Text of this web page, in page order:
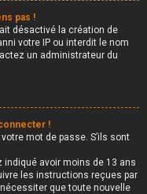
pas !
désactivé la création de
votre IP ou interdit le nom
un administrateur du
!
mot de passe. S’ils sont
indiqué avoir moins de 13 ans
les instructions reçues par
que toute nouvelle